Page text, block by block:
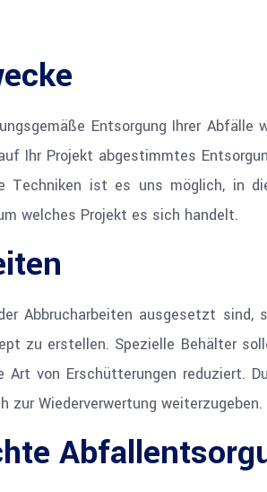
Entsorgung Ihrer Abfälle
Ihr Projekt abgestimmtes
Techniken ist es uns möglich, in
welches Projekt es sich handelt.
Abbrucharbeiten ausgesetzt sind,
zu erstellen. Spezielle Behälter
von Erschütterungen reduziert.
Wiederverwertung weiterzugeben.